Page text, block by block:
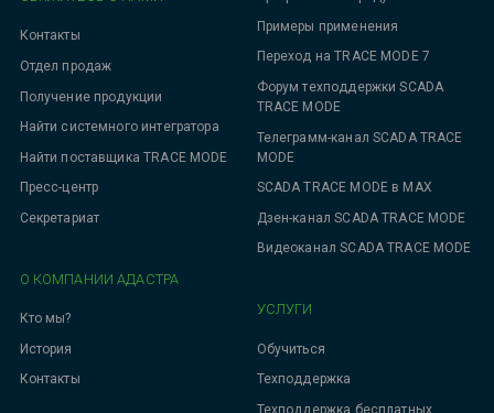
Примеры применения
Переход на TRACE MODE 7
Форум техподдержки SCADA
TRACE MODE
Телеграмм-канал SCADA TRACE
MODE
SCADA TRACE MODE в MAX
Дзен-канал SCADA TRACE MODE
Видеоканал SCADA TRACE MODE
УСЛУГИ
Обучиться
Техподдержка
Техподдержка бесплатных
Контакты
Отдел продаж
Получение продукции
Найти системного интегратора
Найти поставщика TRACE MODE
Пресс-центр
Секретариат
О КОМПАНИИ АДАСТРА
Кто мы?
История
Контакты